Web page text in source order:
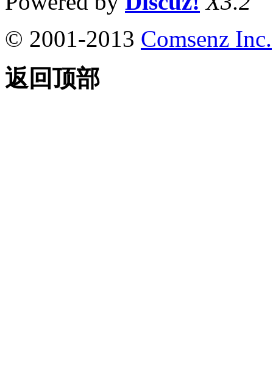
© 2001-2013 Comsenz Inc.
返回顶部